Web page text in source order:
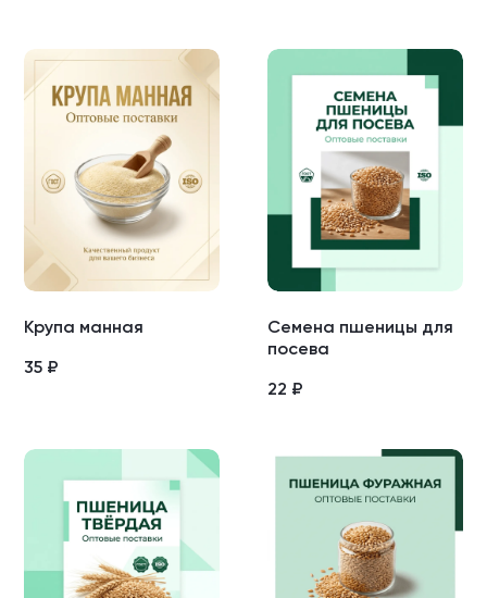
Крупа манная
35 ₽
Семена пшеницы для
посева
22 ₽